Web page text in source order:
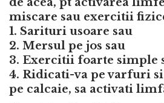
miscare sau exercitii
1. Sarituri usoare sau
2. Mersul pe jos sau
3. Exercitii foarte simple
4. Ridicati-va pe varfuri
pe calcaie, sa activati